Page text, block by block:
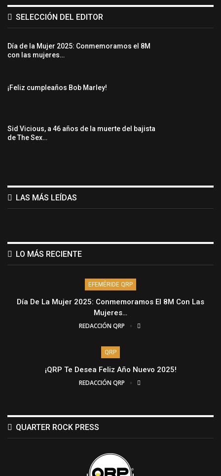
SELECCIÓN DEL EDITOR
Día de la Mujer 2025: Conmemoramos el 8M
con las mujeres…
¡Feliz cumpleaños Bob Marley!
Sid Vicious, a 46 años de la muerte del bajista
de The Sex…
LAS MÁS LEÍDAS
LO MÁS RECIENTE
EFEMÉRIDE QRP
Día De La Mujer 2025: Conmemoramos El 8M Con Las
Mujeres…
REDACCIÓN QRP
QRP
¡QRP Te Desea Feliz Año Nuevo 2025!
REDACCIÓN QRP
QUARTER ROCK PRESS